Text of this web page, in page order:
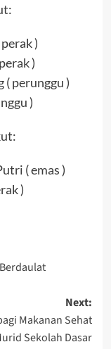
)
)
( perunggu )
)
( emas )
)
Next:
Makanan Sehat
Sekolah Dasar